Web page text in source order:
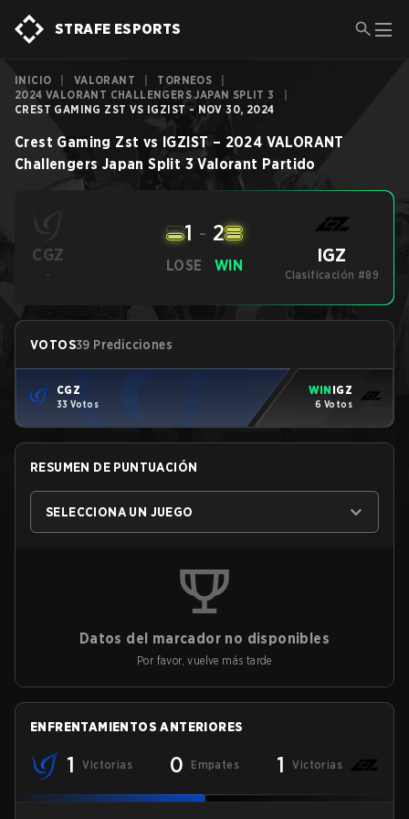
STRAFE ESPORTS
INICIO VALORANT TORNEOS
2024 VALORANT CHALLENGERS JAPAN SPLIT 3
CREST GAMING ZST VS IGZIST - NOV 30, 2024
Crest Gaming Zst vs IGZIST – 2024 VALORANT
Challengers Japan Split 3 Valorant Partido
CGZ
-
LOSE
1 - 2
WIN IGZ
Clasificación #89
VOTOS39 Predicciones
CGZ
33 Votos
WIN IGZ
6 Votos
RESUMEN DE PUNTUACIÓN
SELECCIONA UN JUEGO
Datos del marcador no disponibles
Por favor, vuelve más tarde
ENFRENTAMIENTOS ANTERIORES
1 Victorias 0 Empates 1 Victorias